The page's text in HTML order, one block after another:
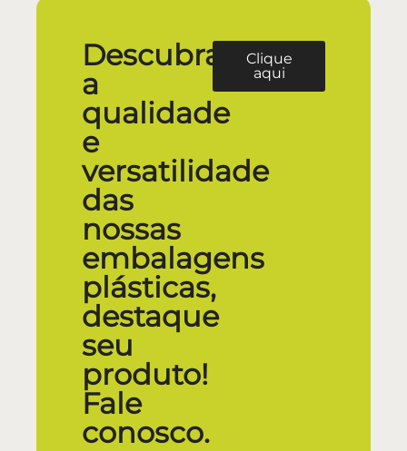
Descubra
a
qualidade
e
versatilidade
das
nossas
embalagens
plásticas,
destaque
seu
produto!
Fale
conosco.
Clique
aqui